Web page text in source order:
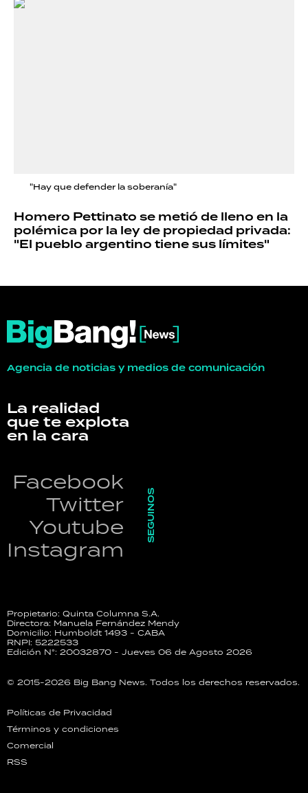
"Hay que defender la soberanía"
Homero Pettinato se metió de lleno en la
polémica por la ley de propiedad privada:
"El pueblo argentino tiene sus límites"
Agencia de noticias y medios de comunicación
La realidad
que te explota
en la cara
Facebook
Twitter
Youtube
Instagram
SEGUINOS
Propietario: Quinta Columna S.A.
Directora: Manuela Fernández Mendy
Domicilio: Humboldt 1493 - CABA
RNPI: 5222533
Edición N°: 20032870 - Jueves 06 de Agosto 2026
© 2015-2026 Big Bang News. Todos los derechos reservados.
Políticas de Privacidad
Términos y condiciones
Comercial
RSS